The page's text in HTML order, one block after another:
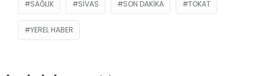
SAĞLIK SIVAS SON DAKIKA TOKAT
YEREL HABER